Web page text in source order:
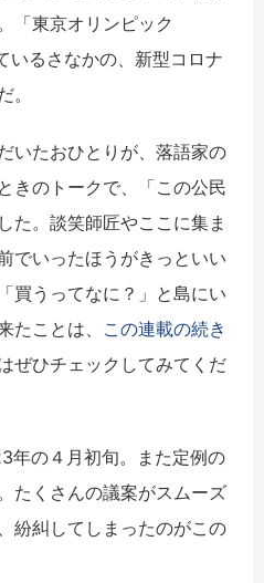
「東京オリンピック
るさなかの、新型コロナ
。
いたおひとりが、落語家の
きのトークで、「この公民
た。談笑師匠やここに集ま
でいったほうがきっといい
買うってなに？」と島にい
たことは、 この連載の続き
ぜひチェックしてみてくだ
年の４月初旬。また定例の
たくさんの議案がスムーズ
紛糾してしまったのがこの